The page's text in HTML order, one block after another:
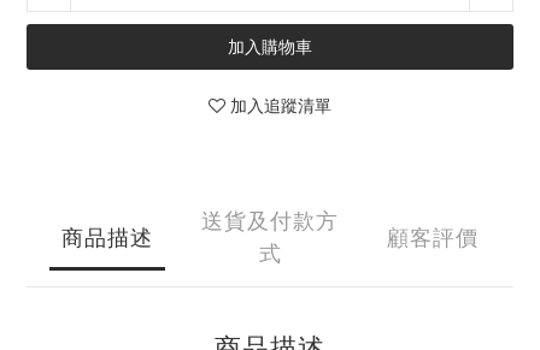
加入購物車
加入追蹤清單
商品描述
送貨及付款方
式
顧客評價